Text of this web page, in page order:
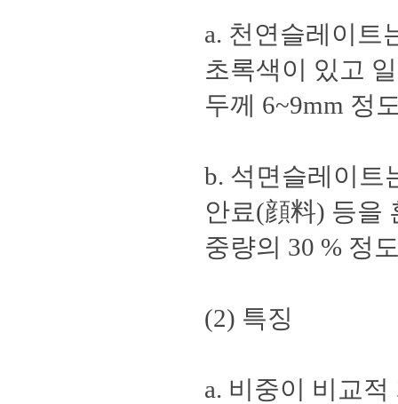
a. 천연슬레이트
초록색이 있고
두께 6~9mm 정
b. 석면슬레이트
안료(顔料) 등을
중량의 30 % 정
(2) 특징
a. 비중이 비교